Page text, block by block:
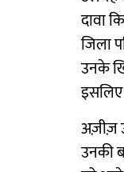
दावा
जिला
उनके
इसलिए
अज़ीज़
उनकी